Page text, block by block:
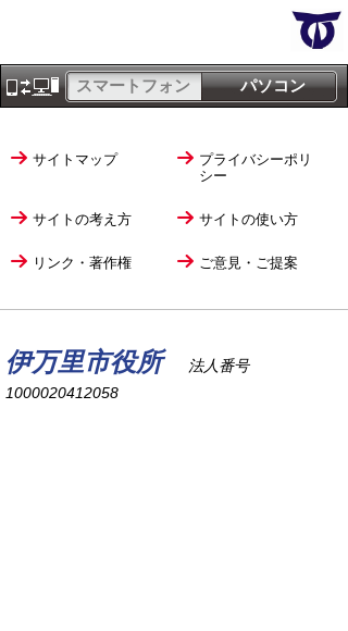
パソコン
スマートフォン
サイトマップ
プライバシーポリ
シー
サイトの考え方 サイトの使い方
リンク・著作権 ご意見・ご提案
伊万里市役所
法人番号
1000020412058